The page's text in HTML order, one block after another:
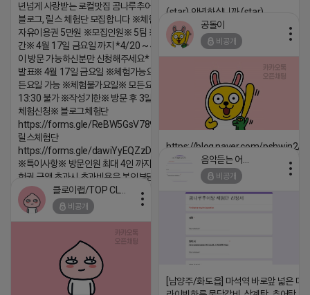
년넘게 사랑받는 로컬맛집 곰나루추어탕에서
블로그, 릴스 체험단 모집합니다 ※체험메뉴※
자유이용권 5만원 ※모집인원※ 5팀 ※모집기
간※ 4월 17일 금요일 까지 *4/20 ~ 4/26 사
이 방문 가능하신분만 신청해주세요* ※체험단
발표※ 4월 17일 금요일 ※체험가능요일※ 모
든요일 가능 ※체험불가요일※ 모든요일 12 ~
13:30 불가 ※작성기한※ 방문 후 3일 이내 ※
체험신청※ 블로그체험단
https://forms.gle/ReBW5GsV789ur2Pz6
릴스체험단
https://forms.gle/dawiYyEQZzDdqf8W8
※특이사항※ 방문인원 최대 4인 까지 가능 체
험권 금액 초과시 초과비용은 본인부담입니다.
2026-04-18 17:13
(star) 안녕하십니까 (star)
2026-04-18 17:12
공돌이
비공개
https://blog.naver.com/pshwin2/
2026-04-18 17:12
비공개
[남양주/화도읍] 마석역 바로앞 넓은 매
비공개